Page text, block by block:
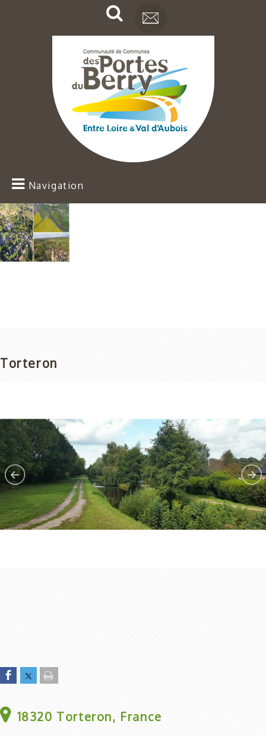
Navigation
Torteron
18320 Torteron, France